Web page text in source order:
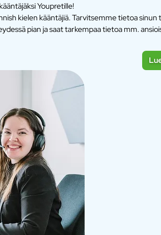
Youpretille!
kielen kääntäjiä. Tarvitsemme tietoa
pian ja saat tarkempaa tietoa mm.